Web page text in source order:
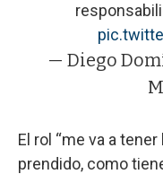
— Diego
El rol “me va a
prendido, como